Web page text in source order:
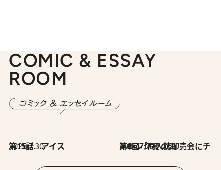
COMIC & ESSAY
ROOM
2026.7.30
第15話 アイス 2026.7.30
第8回「同人誌即売会にチャレンジ その2」